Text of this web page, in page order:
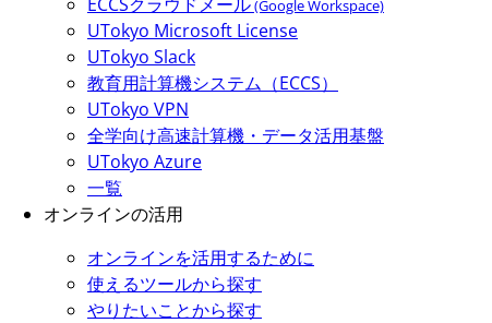
(Google Workspace)
UTokyo Microsoft License
UTokyo Slack
教育用計算機システム（ECCS）
UTokyo VPN
全学向け高速計算機・データ活用基盤
UTokyo Azure
一覧
オンラインの活用
オンラインを活用するために
使えるツールから探す
やりたいことから探す